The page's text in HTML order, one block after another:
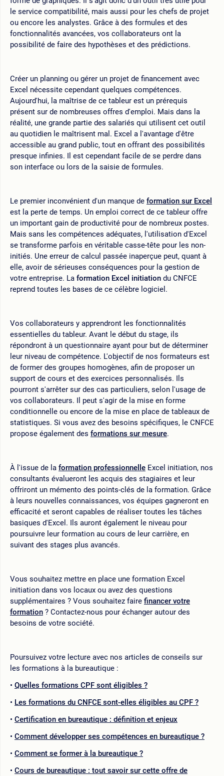
le service compatibilité, mais aussi pour les chefs de projet
ou encore les analystes. Grâce à des formules et des
fonctionnalités avancées, vos collaborateurs ont la
possibilité de faire des hypothèses et des prédictions.
Créer un planning ou gérer un projet de financement avec
Excel nécessite cependant quelques compétences.
Aujourd'hui, la maîtrise de ce tableur est un prérequis
présent sur de nombreuses offres d'emploi. Mais dans la
réalité, une grande partie des salariés qui utilisent cet outil
au quotidien le maîtrisent mal. Excel a l'avantage d'être
accessible au grand public, tout en offrant des possibilités
presque infinies. Il est cependant facile de se perdre dans
son interface ou lors de la saisie de formules.
Le premier inconvénient d'un manque de formation sur Excel
est la perte de temps. Un emploi correct de ce tableur offre
un important gain de productivité pour de nombreux postes.
Mais sans les compétences adéquates, l'utilisation d'Excel
se transforme parfois en véritable casse-tête pour les non-
initiés. Une erreur de calcul passée inaperçue peut, quant à
elle, avoir de sérieuses conséquences pour la gestion de
votre entreprise. La formation Excel initiation du CNFCE
reprend toutes les bases de ce célèbre logiciel.
Vos collaborateurs y apprendront les fonctionnalités
essentielles du tableur. Avant le début du stage, ils
répondront à un questionnaire ayant pour but de déterminer
leur niveau de compétence. L'objectif de nos formateurs est
de former des groupes homogènes, afin de proposer un
support de cours et des exercices personnalisés. Ils
pourront s'arrêter sur des cas particuliers, selon l'usage de
vos collaborateurs. Il peut s'agir de la mise en forme
conditionnelle ou encore de la mise en place de tableaux de
statistiques. Si vous avez des besoins spécifiques, le CNFCE
propose également des formations sur mesure.
À l'issue de la formation professionnelle Excel initiation, nos
consultants évalueront les acquis des stagiaires et leur
offriront un mémento des points-clés de la formation. Grâce
à leurs nouvelles connaissances, vos équipes gagneront en
efficacité et seront capables de réaliser toutes les tâches
basiques d'Excel. Ils auront également le niveau pour
poursuivre leur formation au cours de leur carrière, en
suivant des stages plus avancés.
Vous souhaitez mettre en place une formation Excel
initiation dans vos locaux ou avez des questions
supplémentaires ? Vous souhaitez faire financer votre
formation ? Contactez-nous pour échanger autour des
besoins de votre société.
Poursuivez votre lecture avec nos articles de conseils sur
les formations à la bureautique :
Quelles formations CPF sont éligibles ?
Les formations du CNFCE sont-elles éligibles au CPF ?
Certification en bureautique : définition et enjeux
Comment développer ses compétences en bureautique ?
Comment se former à la bureautique ?
Cours de bureautique : tout savoir sur cette offre de